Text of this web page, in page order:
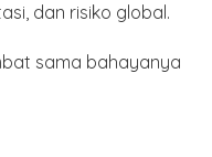
dan risiko global.
sama bahayanya